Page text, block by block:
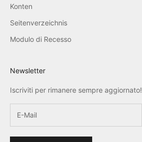
Konten
Seitenverzeichnis
Modulo di Recesso
Newsletter
Iscriviti per rimanere sempre aggiornato!